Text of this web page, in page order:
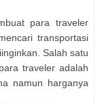
para traveler
transportasi
Salah satu
traveler adalah
namun harganya